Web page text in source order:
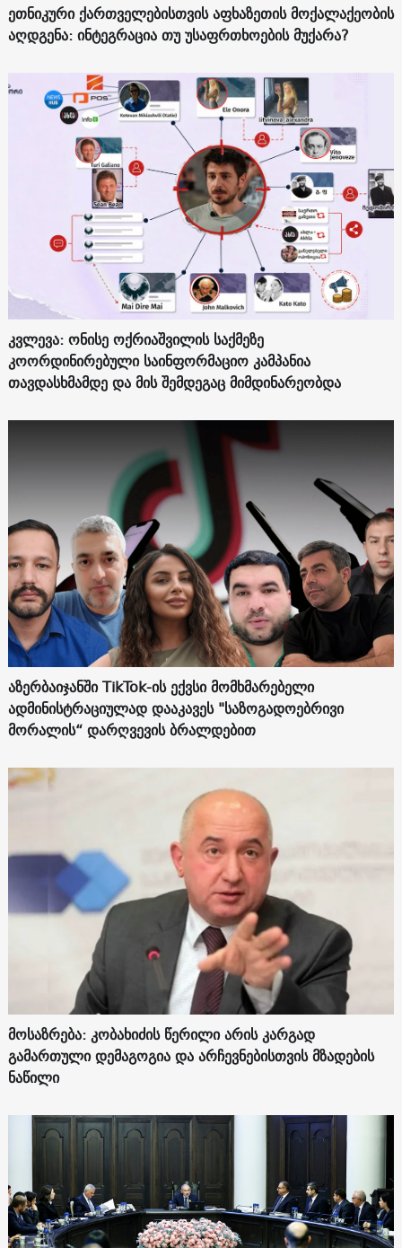
ეთნიკური ქართველებისთვის აფხაზეთის მოქალაქეობის
აღდგენა: ინტეგრაცია თუ უსაფრთხოების მუქარა?
კვლევა: ონისე ოქრიაშვილის საქმეზე
კოორდინირებული საინფორმაციო კამპანია
თავდასხმამდე და მის შემდეგაც მიმდინარეობდა
აზერბაიჯანში TikTok-ის ექვსი მომხმარებელი
ადმინისტრაციულად დააკავეს "საზოგადოებრივი
მორალის“ დარღვევის ბრალდებით
მოსაზრება: კობახიძის წერილი არის კარგად
გამართული დემაგოგია და არჩევნებისთვის მზადების
ნაწილი